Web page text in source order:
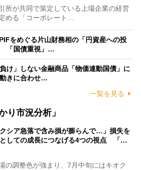
所が共同で策定している上場企業の経営
める「コーポレート…
をめぐる片山財務相の「円資産への投
「国債重視」…
け」しない金融商品「物価連動国債」に
きに合わせ…
一覧を見る
り市況分析」
クシア急落で含み損が膨らんで…」損失を
しての成長につなげる4つの視点 「…
の調整色が強まり、7月中旬にはキオク